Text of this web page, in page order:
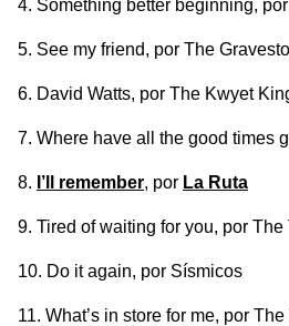
Something better beginning,
See my friend, por The
David Watts, por The Kwyet
Where have all the good times
I’ll remember, por La Ruta
Tired of waiting for you, por
Do it again, por Sísmicos
What’s in store for me, por The